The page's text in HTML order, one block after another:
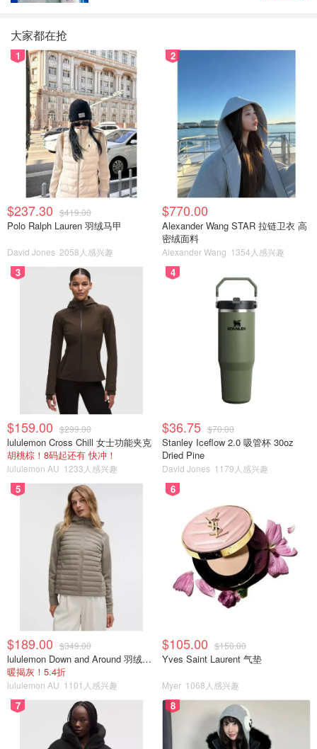
大家都在抢
1
$237.30 $419.00
Polo Ralph Lauren 羽绒马甲
David Jones 2058人感兴趣
2
$770.00
Alexander Wang STAR 拉链卫衣 高
密绒面料
Alexander Wang 1354人感兴趣
3
$159.00 $299.00
lululemon Cross Chill 女士功能夹克
胡桃棕！8码起还有 快冲！
lululemon AU 1233人感兴趣
4
$36.75 $70.00
Stanley Iceflow 2.0 吸管杯 30oz
Dried Pine
David Jones 1179人感兴趣
5
$189.00 $349.00
lululemon Down and Around 羽绒夹克
暖揭灰！5.4折
lululemon AU 1101人感兴趣
6
$105.00 $150.00
Yves Saint Laurent 气垫
Myer 1068人感兴趣
7 8